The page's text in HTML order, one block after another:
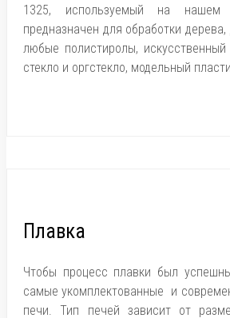
1325, используемый на нашем
предназначен для обработки
любые полистиролы, искусственный
стекло и оргстекло, модельный
Плавка
Чтобы процесс плавки был
самые укомплектованные и
печи. Тип печей зависит от